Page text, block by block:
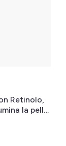
Retinolo,
la pelle,
pelle 30